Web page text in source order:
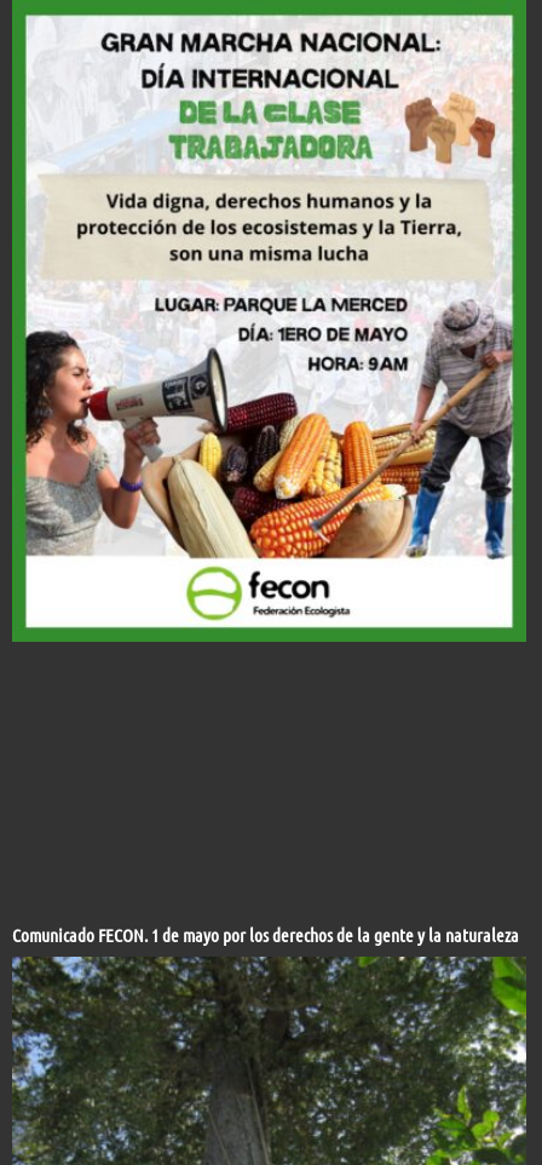
Comunicado FECON. 1 de mayo por los derechos de la gente y la naturaleza